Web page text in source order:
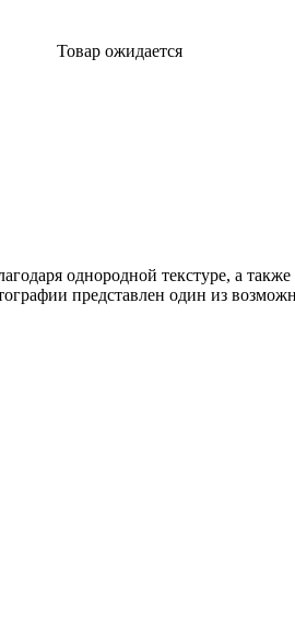
Товар ожидается
однородной текстуре, а
представлен один из